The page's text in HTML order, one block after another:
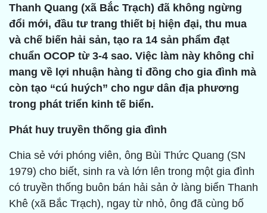
Thanh Quang (xã Bắc Trạch) đã không ngừng
đổi mới, đầu tư trang thiết bị hiện đại, thu mua
và chế biến hải sản, tạo ra 14 sản phẩm đạt
chuẩn OCOP từ 3-4 sao. Việc làm này không chỉ
mang về lợi nhuận hàng tỉ đồng cho gia đình mà
còn tạo “cú huých” cho ngư dân địa phương
trong phát triển kinh tế biển.
Phát huy truyền thống gia đình
Chia sẻ với phóng viên, ông Bùi Thức Quang (SN
1979) cho biết, sinh ra và lớn lên trong một gia đình
có truyền thống buôn bán hải sản ở làng biển Thanh
Khê (xã Bắc Trạch), ngay từ nhỏ, ông đã cùng bố